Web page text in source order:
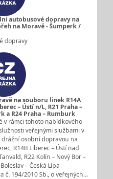
autobusové dopravy na
na Moravě - Šumperk /
dopravy
na souboru linek R14A
– Ústí n/L, R21 Praha –
a R24 Praha – Rumburk
v rámci tohoto nabídkového
veřejnými službami v
osobní dopravou na
R14B Liberec – Ústí nad
R22 Kolín – Nový Bor –
– Česká Lípa –
č. 194/2010 Sb., o veřejných…